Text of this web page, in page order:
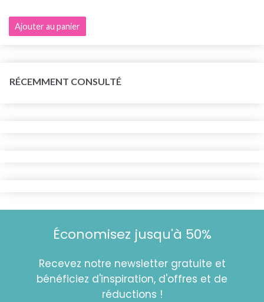
Ajouter au panier
RÉCEMMENT CONSULTÉ
Économisez jusqu'à 50%
Recevez notre newsletter gratuite et
bénéficiez d'inspiration, d'offres et de
réductions !